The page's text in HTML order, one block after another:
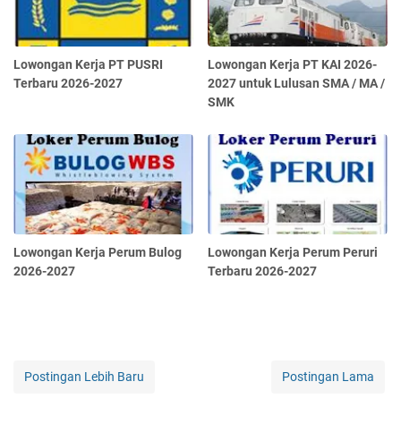
Lowongan Kerja PT PUSRI
Terbaru 2026-2027
Lowongan Kerja PT KAI 2026-
2027 untuk Lulusan SMA / MA /
SMK
Lowongan Kerja Perum Bulog
2026-2027
Lowongan Kerja Perum Peruri
Terbaru 2026-2027
Postingan Lebih Baru Postingan Lama